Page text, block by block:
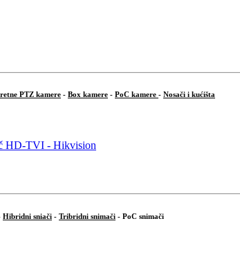
PTZ kamere - Box kamere - PoC kamere - Nosači i kućišta
Hibridni sniači - Tribridni snimači - PoC snimači